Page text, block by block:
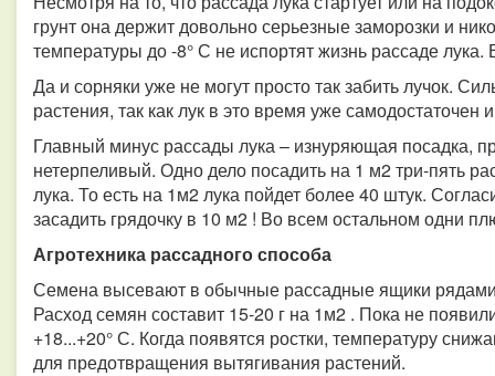
грунт она держит довольно серьезные заморозки и
температуры до -8° С не испортят жизнь рассаде
Да и сорняки уже не могут просто так забить лучок.
растения, так как лук в это время уже
Главный минус рассады лука – изнуряющая посадка,
нетерпеливый. Одно дело посадить на 1 м2 три-пять
лука. То есть на 1м2 лука пойдет более 40 штук.
засадить грядочку в 10 м2 ! Во всем остальном одни
Агротехника рассадного способа
Семена высевают в обычные рассадные ящики
Расход семян составит 15-20 г на 1м2 . Пока не
+18...+20° С. Когда появятся ростки, температуру
для предотвращения вытягивания растений.